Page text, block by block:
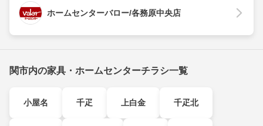
ホームセンターバロー/各務原中央店
関市内の家具・ホームセンターチラシ一覧
小屋名 千疋 上白金 千疋北